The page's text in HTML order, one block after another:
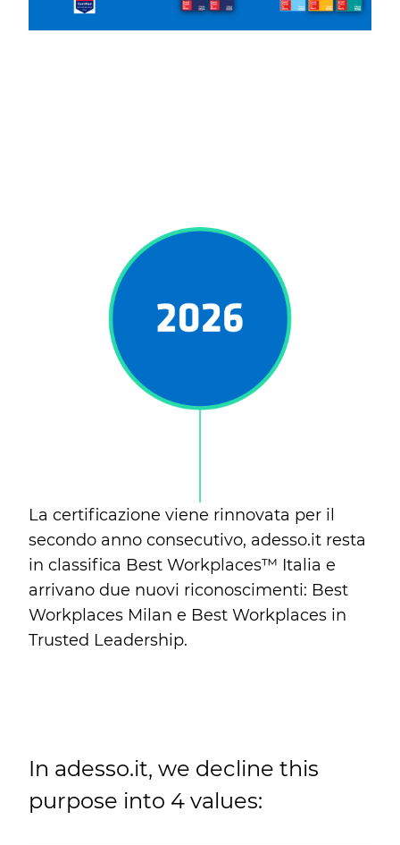
La certificazione viene rinnovata per il
secondo anno consecutivo, adesso.it resta
in classifica Best Workplaces™ Italia e
arrivano due nuovi riconoscimenti: Best
Workplaces Milan e Best Workplaces in
Trusted Leadership.
In adesso.it, we decline this
purpose into 4 values: